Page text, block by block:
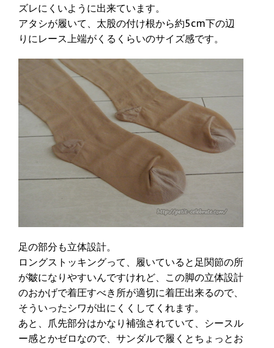
ズレにくいように出来ています。
アタシが履いて、太股の付け根から約5cm下の辺
りにレース上端がくるくらいのサイズ感です。
足の部分も立体設計。
ロングストッキングって、履いていると足関節の所
が皺になりやすいんですけれど、この脚の立体設計
のおかげで着圧すべき所が適切に着圧出来るので、
そういったシワが出にくくしてくれます。
あと、爪先部分はかなり補強されていて、シースル
ー感とかゼロなので、サンダルで履くとちょっとお